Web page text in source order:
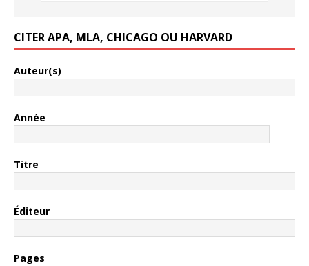
CITER APA, MLA, CHICAGO OU HARVARD
Auteur(s)
Année
Titre
Éditeur
Pages